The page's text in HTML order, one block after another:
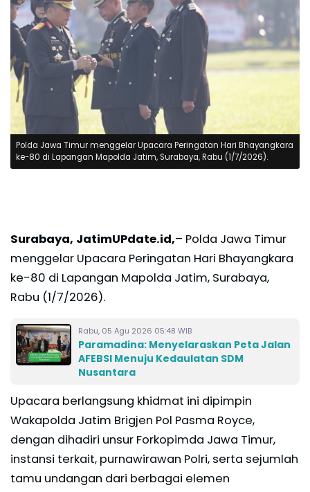
Polda Jawa Timur menggelar Upacara Peringatan Hari Bhayangkara
ke-80 di Lapangan Mapolda Jatim, Surabaya, Rabu (1/7/2026).
Surabaya, JatimUPdate.id,– Polda Jawa Timur
menggelar Upacara Peringatan Hari Bhayangkara
ke-80 di Lapangan Mapolda Jatim, Surabaya,
Rabu (1/7/2026).
Rabu, 05 Agu 2026 05:48 WIB
Paramadina: Menyelaraskan Peta Jalan
AFEBSI Menuju Kedaulatan SDM
Nusantara
Upacara berlangsung khidmat ini dipimpin
Wakapolda Jatim Brigjen Pol Pasma Royce,
dengan dihadiri unsur Forkopimda Jawa Timur,
instansi terkait, purnawirawan Polri, serta sejumlah
tamu undangan dari berbagai elemen